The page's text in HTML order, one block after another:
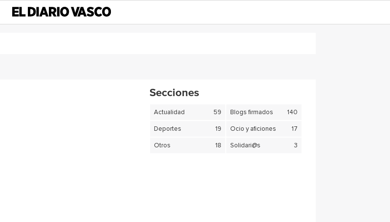
Secciones
Actualidad 59 Blogs firmados 140
Deportes 19 Ocio y aficiones 17
Otros 18 Solidari@s 3